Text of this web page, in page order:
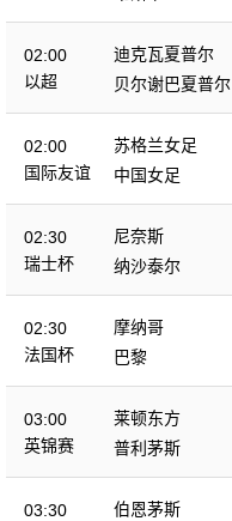
02:00
以超
迪克瓦夏普尔
贝尔谢巴夏普尔
02:00
国际友谊
苏格兰女足
中国女足
02:30
瑞士杯
尼奈斯
纳沙泰尔
02:30
法国杯
摩纳哥
巴黎
03:00
英锦赛
莱顿东方
普利茅斯
03:30 伯恩茅斯